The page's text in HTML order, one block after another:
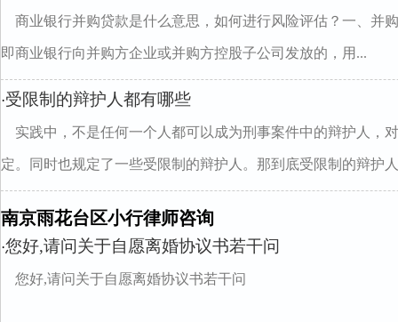
商业银行并购贷款是什么意思，如何进行风险评估？一、并
即商业银行向并购方企业或并购方控股子公司发放的，用...
·受限制的辩护人都有哪些
实践中，不是任何一个人都可以成为刑事案件中的辩护人，
定。同时也规定了一些受限制的辩护人。那到底受限制的辩护
南京雨花台区小行律师咨询
·您好,请问关于自愿离婚协议书若干问
您好,请问关于自愿离婚协议书若干问